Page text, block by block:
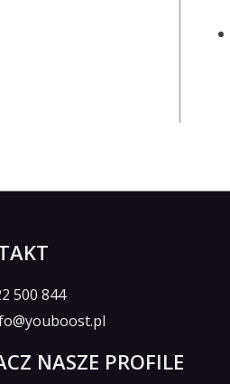
500 844
NASZE PROFILE